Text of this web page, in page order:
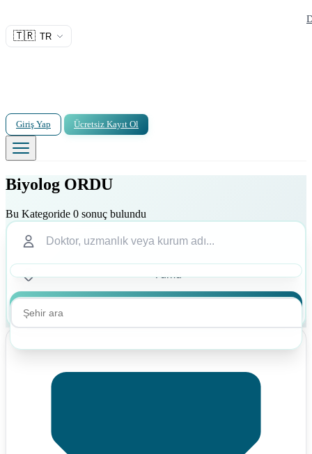
🇹🇷 TR
Giriş Yap Ücretsiz Kayıt Ol
Biyolog ORDU
Bu Kategoride 0 sonuç bulundu